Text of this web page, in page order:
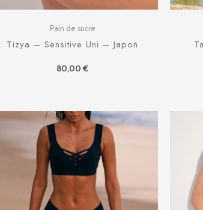
Pain de sucre
Tizya – Sensitive Uni – Japon
80,00 €